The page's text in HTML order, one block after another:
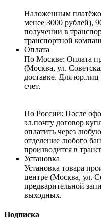
Наложенным
менее 3000 рублей),
получении в
транспортной
Оплата
По Москве: Оплата
(Москва, ул.
доставке. Для
счет.
По России: После
эл.почту договор
оплатить через
отделение любого
производится в
Установка
Установка товара
центре (Москва, ул.
предварительной
выходных.
Подписка